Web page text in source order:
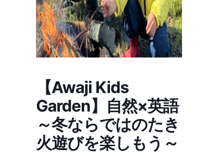
【Awaji Kids
Garden】自然×英語
～冬ならではのたき
火遊びを楽しもう～